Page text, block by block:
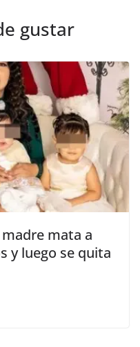
gustar
madre mata a
y luego se quita